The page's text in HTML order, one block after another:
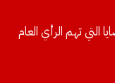
التي تهم الرأي العام